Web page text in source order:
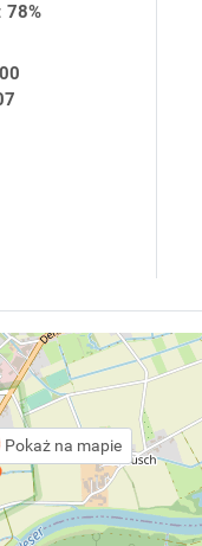
78%
Pokaż na mapie